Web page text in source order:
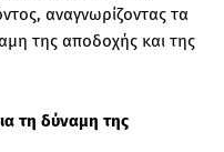
αναγνωρίζοντας τα
της αποδοχής και της
τη δύναμη της